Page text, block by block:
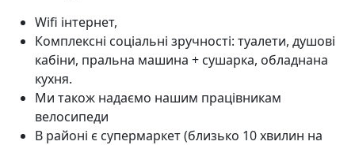
Wifi інтернет,
Комплексні соціальні зручності: туалети, душові
кабіни, пральна машина + сушарка, обладнана
кухня.
Ми також надаємо нашим працівникам
велосипеди
В районі є супермаркет (близько 10 хвилин на